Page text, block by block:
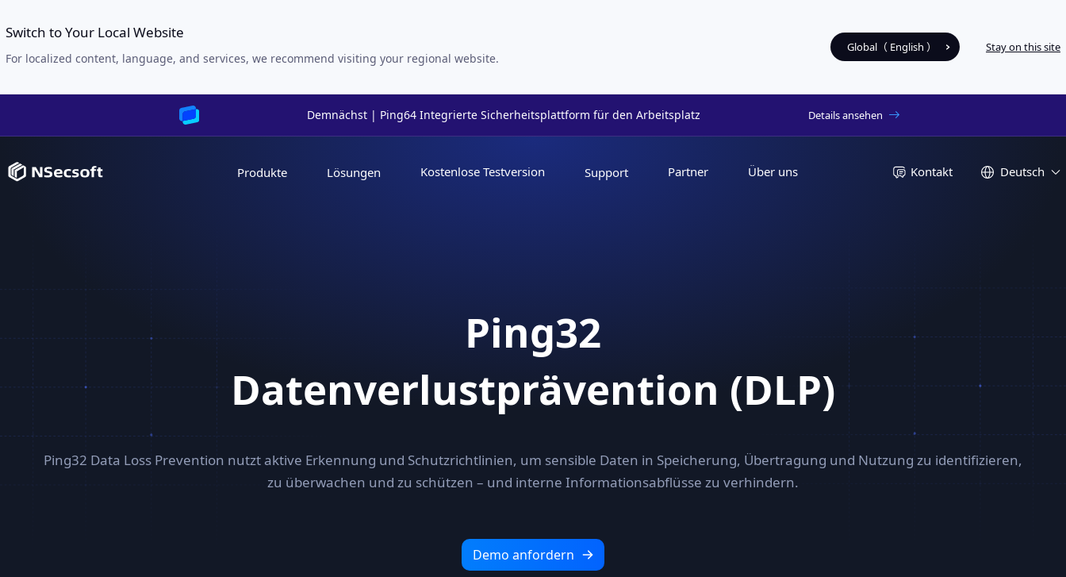
Switch to Your Local Website
For localized content, language, and services, we recommend visiting your regional website.
Global（ English ） Stay on this site
Demnächst | Ping64 Integrierte Sicherheitsplattform für den Arbeitsplatz Details ansehen
Produkte Lösungen Kostenlose Testversion Support Partner Über uns Kontakt Deutsch
Ping32
Datenverlustprävention (DLP)
Ping32 Data Loss Prevention nutzt aktive Erkennung und Schutzrichtlinien, um sensible Daten in Speicherung, Übertragung und Nutzung zu identifizieren,
zu überwachen und zu schützen – und interne Informationsabflüsse zu verhindern.
Demo anfordern